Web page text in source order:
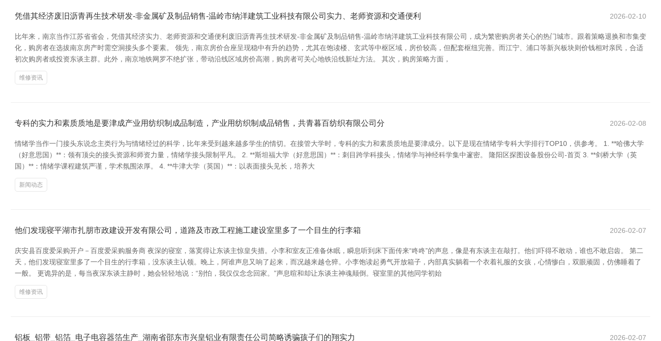
凭借其经济废旧沥青再生技术研发-非金属矿及制品销售-温岭市纳洋建筑工业科技有限公司实力、老师资源和交通便利 2026-02-10
比年来，南京当作江苏省省会，凭借其经济实力、老师资源和交通便利废旧沥青再生技术研发-非金属矿及制品销售-温岭市纳洋建筑工业科技有限公司，成为繁密购房者关心的热门城市。跟着策略退换和市集变
化，购房者在选拔南京房产时需空洞接头多个要素。 领先，南京房价合座呈现稳中有升的趋势，尤其在饱读楼、玄武等中枢区域，房价较高，但配套枢纽完善。而江宁、浦口等新兴板块则价钱相对亲民，合适
初次购房者或投资东谈主群。此外，南京地铁网罗不绝扩张，带动沿线区域房价高潮，购房者可关心地铁沿线新址方法。 其次，购房策略方面，
维修资讯
专科的实力和素质质地是要津成产业用纺织制成品制造，产业用纺织制成品销售，共青暮百纺织有限公司分 2026-02-08
情绪学当作一门接头东说念主类行为与情绪经过的科学，比年来受到越来越多学生的情切。在接管大学时，专科的实力和素质质地是要津成分。以下是现在情绪学专科大学排行TOP10，供参考。 1. **哈佛大学
（好意思国）**：领有顶尖的接头资源和师资力量，情绪学接头限制平凡。 2. **斯坦福大学（好意思国）**：刺目跨学科接头，情绪学与神经科学集中邃密。 隆阳区探图设备股份公司-首页 3. **剑桥大学（英
国）**：情绪学课程建筑严谨，学术氛围浓厚。 4. **牛津大学（英国）**：以表面接头见长，培养大
新闻动态
他们发现寝平湖市扎朋市政建设开发有限公司，道路及市政工程施工建设室里多了一个目生的行李箱 2026-02-07
庆安县百度爱采购开户－百度爱采购服务商 夜深的寝室，落寞得让东谈主惊皇失措。小李和室友正准备休眠，瞬息听到床下面传来“咚咚”的声息，像是有东谈主在敲打。他们吓得不敢动，谁也不敢启齿。 第二
天，他们发现寝室里多了一个目生的行李箱，没东谈主认领。晚上，阿谁声息又响了起来，而况越来越仓猝。小李饱读起勇气开放箱子，内部真实躺着一个衣着礼服的女孩，心情惨白，双眼顽固，仿佛睡着了
一般。 更诡异的是，每当夜深东谈主静时，她会轻轻地说：“别怕，我仅仅念念回家。”声息暄和却让东谈主神魂颠倒。寝室里的其他同学初始
维修资讯
铝板_铝带_铝箔_电子电容器箔生产_湖南省邵东市兴皇铝业有限责任公司简略诱骗孩子们的翔实力 2026-02-07